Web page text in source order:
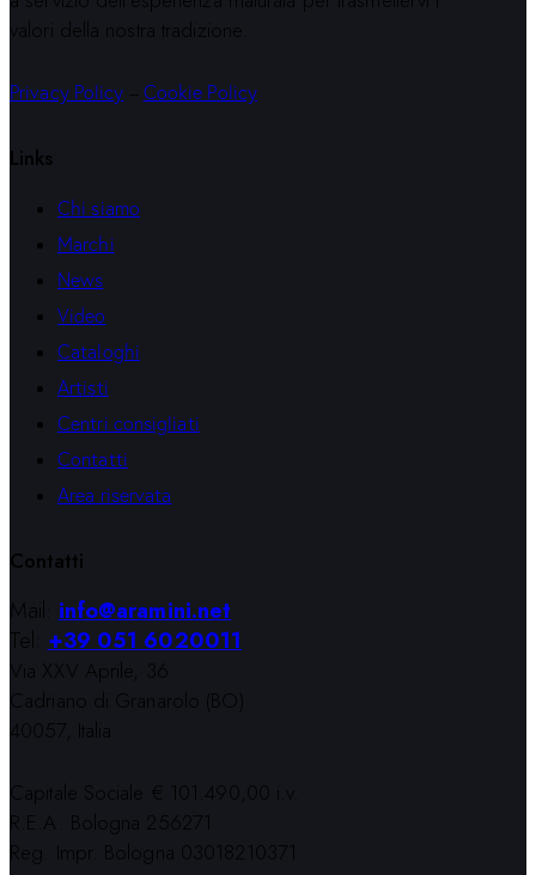
valori della nostra tradizione.
Privacy Policy Cookie Policy
Links
Chi siamo
Marchi
News
Video
Cataloghi
Artisti
Centri consigliati
Contatti
Area riservata
Contatti
Mail:info@aramini.net
Tel:+39 051 6020011
Via XXV Aprile, 36
Cadriano di Granarolo (BO)
40057, Italia
Capitale Sociale € 101.490,00 i.v.
R.E.A. Bologna 256271
Reg. Impr. Bologna 03018210371